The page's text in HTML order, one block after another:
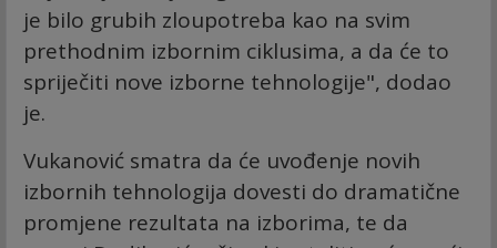
je bilo grubih zloupotreba kao na svim
prethodnim izbornim ciklusima, a da će to
spriječiti nove izborne tehnologije", dodao
je.
Vukanović smatra da će uvođenje novih
izbornih tehnologija dovesti do dramatične
promjene rezultata na izborima, te da